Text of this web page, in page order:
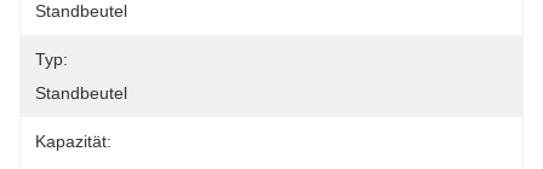
Standbeutel
Typ:
Standbeutel
Kapazität: